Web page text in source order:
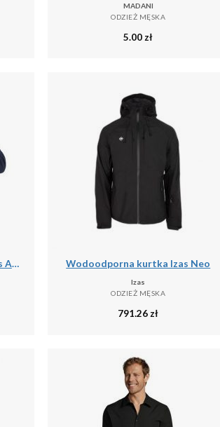
MADANI
ODZIEŻ MĘSKA
5.00 zł
Bluza z kapturem męskie Vans Athletic Wodoodporna kurtka Izas Neo
Izas
ODZIEŻ MĘSKA
791.26zł